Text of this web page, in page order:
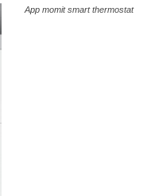
App momit smart thermostat